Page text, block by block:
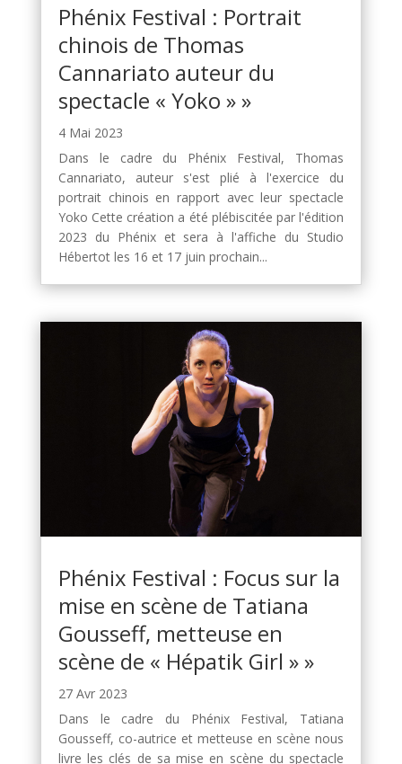
Phénix Festival : Portrait
chinois de Thomas
Cannariato auteur du
spectacle « Yoko » »
4 Mai 2023
Dans le cadre du Phénix Festival, Thomas
Cannariato, auteur s'est plié à l'exercice du
portrait chinois en rapport avec leur spectacle
Yoko Cette création a été plébiscitée par l'édition
2023 du Phénix et sera à l'affiche du Studio
Hébertot les 16 et 17 juin prochain...
Phénix Festival : Focus sur la
mise en scène de Tatiana
Gousseff, metteuse en
scène de « Hépatik Girl » »
27 Avr 2023
Dans le cadre du Phénix Festival, Tatiana
Gousseff, co-autrice et metteuse en scène nous
livre les clés de sa mise en scène du spectacle